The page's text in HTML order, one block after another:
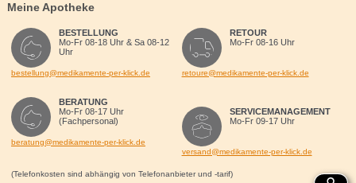
Meine Apotheke
BESTELLUNG
Mo-Fr 08-18 Uhr & Sa 08-12
Uhr
bestellung@medikamente-per-klick.de
BERATUNG
Mo-Fr 08-17 Uhr
(Fachpersonal)
beratung@medikamente-per-klick.de
RETOUR
Mo-Fr 08-16 Uhr
retoure@medikamente-per-klick.de
SERVICEMANAGEMENT
Mo-Fr 09-17 Uhr
versand@medikamente-per-klick.de
(Telefonkosten sind abhängig von Telefonanbieter und -tarif)